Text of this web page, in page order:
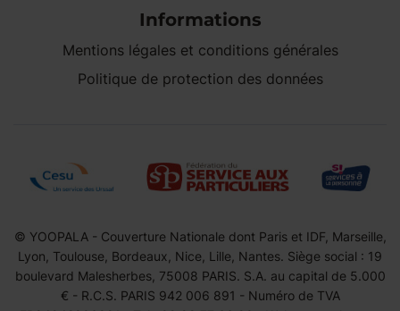
Informations
Mentions légales et conditions générales
Politique de protection des données
© YOOPALA - Couverture Nationale dont Paris et IDF, Marseille,
Lyon, Toulouse, Bordeaux, Nice, Lille, Nantes. Siège social : 19
boulevard Malesherbes, 75008 PARIS. S.A. au capital de 5.000
€ - R.C.S. PARIS 942 006 891 - Numéro de TVA